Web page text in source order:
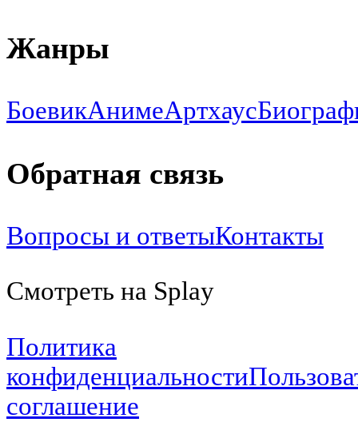
Жанры
БоевикАнимеАртхаус
Обратная связь
Вопросы и ответыКонтакты
Смотреть на Splay
Политика
конфиденциальности
соглашение